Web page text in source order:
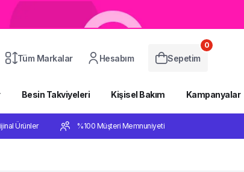
Tüm Markalar Hesabım Sepetim
0
Besin Takviyeleri Kişisel Bakım Kampanyalar
Ürünler %100 Müşteri Memnuniyeti